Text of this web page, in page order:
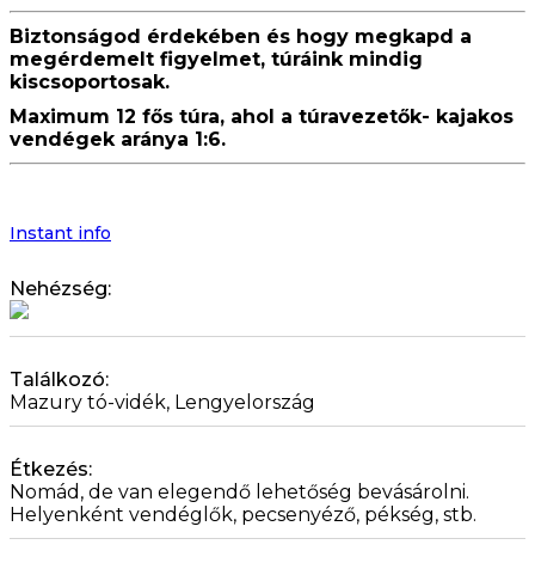
Biztonságod érdekében és hogy megkapd a
megérdemelt figyelmet, túráink mindig
kiscsoportosak.
Maximum 12 fős túra, ahol a túravezetők- kajakos
vendégek aránya 1:6.
Instant info
Nehézség:
Találkozó:
Mazury tó-vidék, Lengyelország
Étkezés:
Nomád, de van elegendő lehetőség bevásárolni.
Helyenként vendéglők, pecsenyéző, pékség, stb.